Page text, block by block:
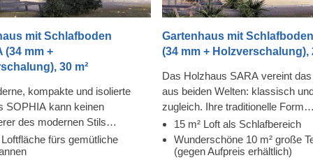
mit Schlafboden
(34 mm +
30 m²
kompakte und isolierte
SOPHIA kann keinen
des modernen Stils
Ausgestattet mit einem
Dachboden als
Loftfläche fürs gemütliche
Gartenhaus mit
(34 mm + Holzverschalung),
Das Holzhaus SARA vereint
aus beiden Welten: klassisch
zugleich. Ihre traditionelle Form
repräsentiert ein klassisches
während die großen Fenster, die
Haus umgeben und die schöne
15 m² Loft als Schlafbereich
Wunderschöne 10 m² große
(gegen Aufpreis erhältlich)